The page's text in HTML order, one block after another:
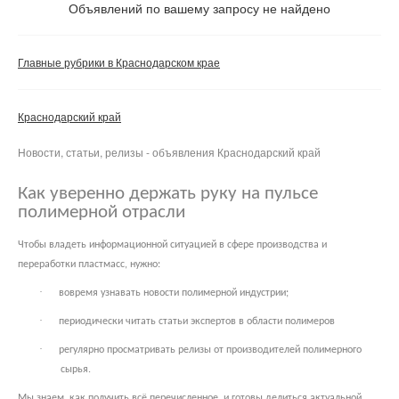
Частные
Объявлений по вашему запросу не найдено
Главные рубрики в Краснодарском крае
Краснодарский край
Новости, статьи, релизы - объявления Краснодарский край
Как уверенно держать руку на пульсе
полимерной отрасли
Чтобы владеть информационной ситуацией в сфере производства и
переработки пластмасс, нужно:
· вовремя узнавать новости полимерной индустрии;
· периодически читать статьи экспертов в области полимеров
·
регулярно просматривать релизы от производителей полимерного
сырья.